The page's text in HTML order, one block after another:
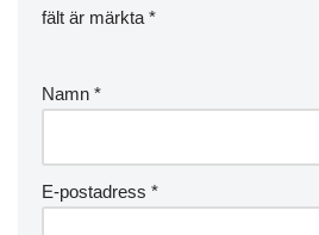
fält är märkta *
Namn *
E-postadress *